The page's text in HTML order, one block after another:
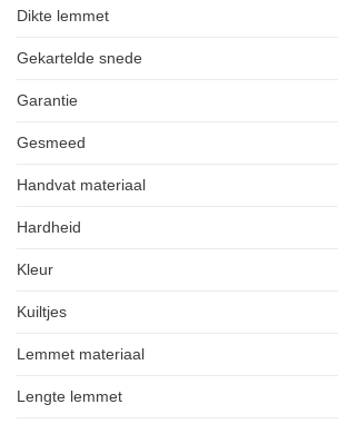
Dikte lemmet
Gekartelde snede
Garantie
Gesmeed
Handvat materiaal
Hardheid
Kleur
Kuiltjes
Lemmet materiaal
Lengte lemmet